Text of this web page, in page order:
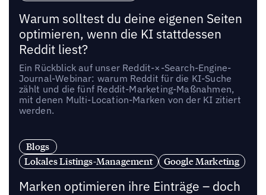
Warum solltest du deine eigenen Seiten
optimieren, wenn die KI stattdessen
Reddit liest?
Ein Rückblick auf unser Reddit-×-Search-Engine-
Journal-Webinar: warum Reddit für die KI-Suche
zählt und die fünf Reddit-Marketing-Maßnahmen,
mit denen Multi-Location-Marken von der KI zitiert
werden.
Blogs
Lokales Listings-Management
Google Marketing
Marken optimieren ihre Einträge – doch